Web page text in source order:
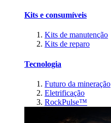
Kits e consumíveis
Kits de manutenção
Kits de reparo
Tecnologia
Futuro da mineração
Eletrificação
RockPulse™